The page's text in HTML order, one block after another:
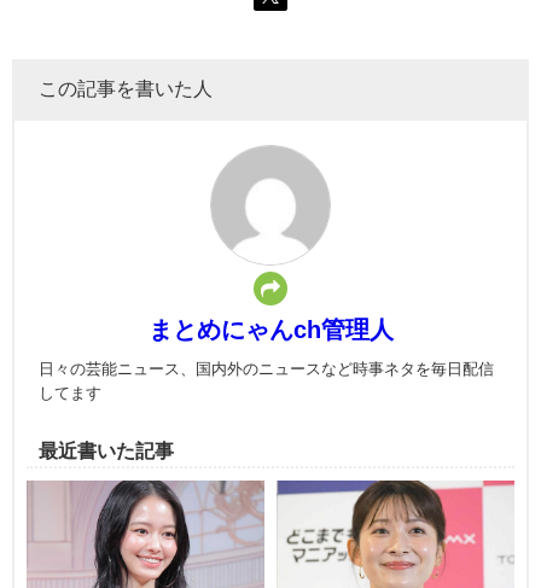
この記事を書いた人
まとめにゃんch管理人
日々の芸能ニュース、国内外のニュースなど時事ネタを毎日配信
してます
最近書いた記事